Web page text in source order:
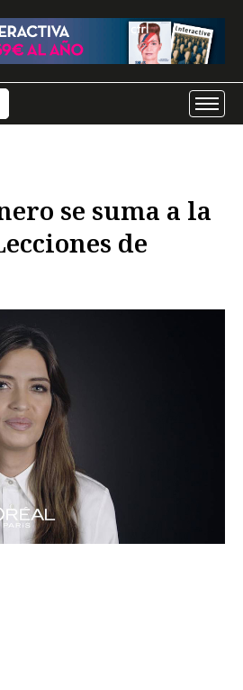
se suma a la
de